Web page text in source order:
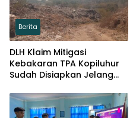
Berita
DLH Klaim Mitigasi
Kebakaran TPA Kopiluhur
Sudah Disiapkan Jelang